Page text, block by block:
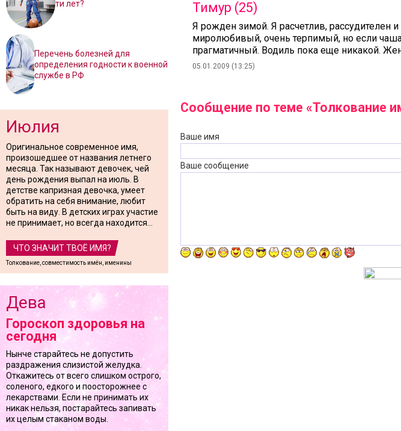
ти лет?
Перечень болезней для
определения годности к военной
службе в РФ
Июлия
Оригинальное современное имя,
произошедшее от названия летнего
месяца. Так называют девочек, чей
день рождения выпал на июль. В
детстве капризная девочка, умеет
обратить на себя внимание, любит
быть на виду. В детских играх участие
не принимает, но всегда находится...
ЧТО ЗНАЧИТ ТВОЁ ИМЯ?
Толкование, совместимость имён, именины
Дева
Гороскоп здоровья на
сегодня
Нынче старайтесь не допустить
раздражения слизистой желудка.
Откажитесь от всего слишком острого,
соленого, едкого и поосторожнее с
лекарствами. Если не принимать их
никак нельзя, постарайтесь запивать
их целым стаканом воды.
Тимур (25)
Я рожден зимой. Я расчетлив,
миролюбивый, очень терпимый, но если
прагматичный. Водиль пока еще никакой.
05.01.2009 (13:25)
Сообщение по теме «Толкование
Ваше имя
Ваше сообщение